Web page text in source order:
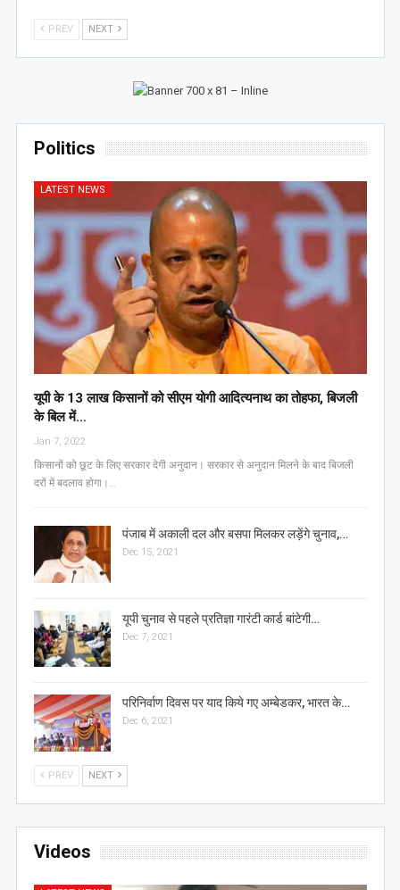
PREV NEXT
Politics
LATEST NEWS
यूपी के 13 लाख किसानों को सीएम योगी आद‍ित्‍यनाथ का तोहफा, ब‍िजली
के ब‍िल में…
Jan 7, 2022
किसानों को छूट के लिए सरकार देगी अनुदान। सरकार से अनुदान मिलने के बाद बिजली
दरों में बदलाव होगा।…
पंजाब में अकाली दल और बसपा मिलकर लड़ेंगे चुनाव,…
Dec 15, 2021
यूपी चुनाव से पहले प्रतिज्ञा गारंटी कार्ड बांटेगी…
Dec 7, 2021
परिनिर्वाण दिवस पर याद किये गए अम्बेडकर, भारत के…
Dec 6, 2021
PREV NEXT
Videos